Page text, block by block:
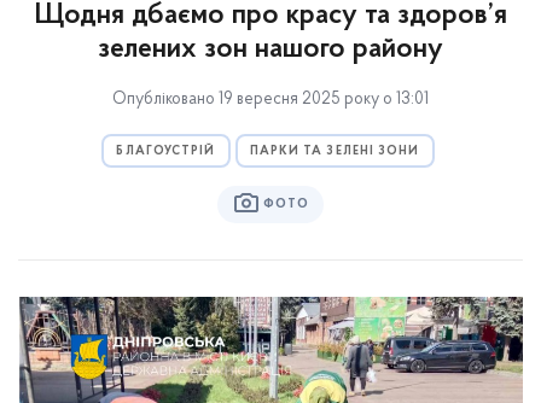
Щодня дбаємо про красу та здоров’я
зелених зон нашого району
Опубліковано 19 вересня 2025 року о 13:01
БЛАГОУСТРІЙ ПАРКИ ТА ЗЕЛЕНІ ЗОНИ
ФОТО